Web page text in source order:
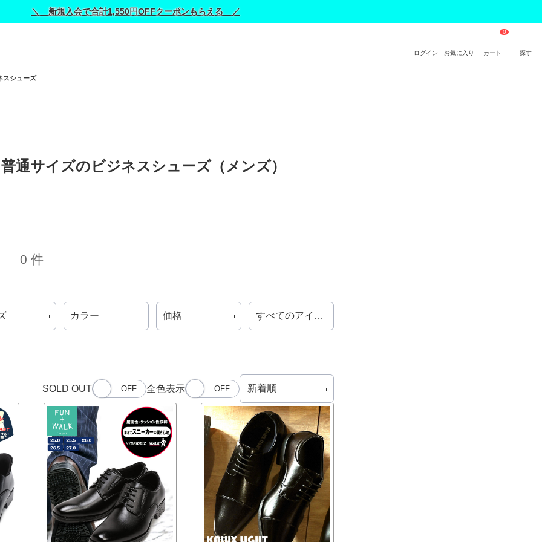
＼ 新規入会で合計1,550円OFFクーポンもらえる ／
ログイン お気に入り カート 探す
スシューズ
通サイズのビジネスシューズ（メンズ）
0 件
カラー 価格 すべてのアイテム
SOLD OUT 全色表示